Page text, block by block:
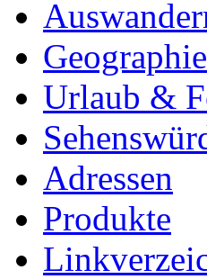
Geographie
Urlaub &
Adressen
Produkte